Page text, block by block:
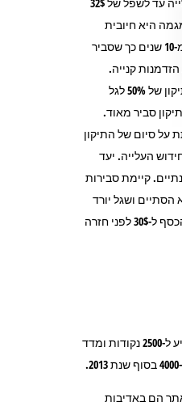
היא חיובית
באופן ברור כבר יותר מ-10 שנים כך שסביר
הזדמנות קנייה.
הירידה ל-32$ מהווה תיקון של 50% לגל
49$ וזהו תיקון סביר מאוד.
על סיום של התיקון
העלייה. יעד
60$ תוך שנתיים. קיימת סבירות
הסתיים ושגל יורד
נוסף יחזיר את מחיר הכסף ל-30$ לפני חזרה
מדד המעוף צפוי להגיע ל-2500 נקודות ומדד
הם באדיבות